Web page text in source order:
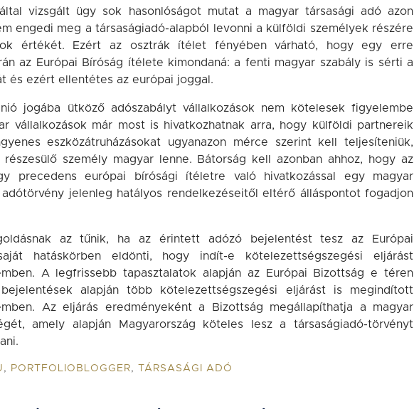
vizsgált ügy sok hasonlóságot mutat a magyar társasági adó azon
engedi meg a társaságiadó-alapból levonni a külföldi személyek részére
értékét. Ezért az osztrák ítélet fényében várható, hogy egy erre
az Európai Bíróság ítélete kimondaná: a fenti magyar szabály is sérti a
és ezért ellentétes az európai joggal.
jogába ütköző adószabályt vállalkozások nem kötelesek figyelembe
vállalkozások már most is hivatkozhatnak arra, hogy külföldi partnereik
eszközátruházásokat ugyanazon mérce szerint kell teljesíteniük,
részesülő személy magyar lenne. Bátorság kell azonban ahhoz, hogy az
precedens európai bírósági ítéletre való hivatkozással egy magyar
adótörvény jelenleg hatályos rendelkezéseitől eltérő álláspontot fogadjon
az tűnik, ha az érintett adózó bejelentést tesz az Európai
hatáskörben eldönti, hogy indít-e kötelezettségszegési eljárást
A legfrissebb tapasztalatok alapján az Európai Bizottság e téren
alapján több kötelezettségszegési eljárást is megindított
Az eljárás eredményeként a Bizottság megállapíthatja a magyar
amely alapján Magyarország köteles lesz a társaságiadó-törvényt
, PORTFOLIOBLOGGER, TÁRSASÁGI ADÓ